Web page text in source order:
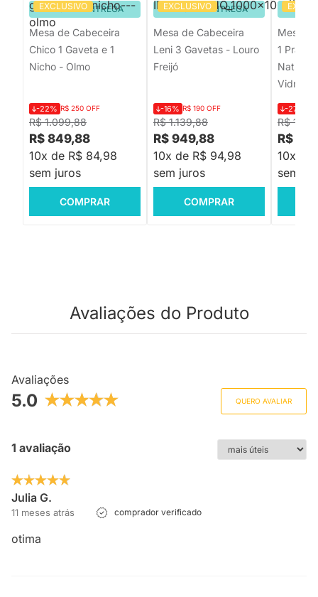
EXCLUSIVO
PRONTA ENTREGA
Mesa de Cabeceira
Chico 1 Gaveta e 1
Nicho - Olmo
R$ 1.099,88
-22% R$ 250 OFF
R$ 849,88
10x de R$ 84,98
sem juros
COMPRAR
EXCLUSIVO
PRONTA ENTREGA
Mesa de Cabeceira
Leni 3 Gavetas - Louro
Freijó
R$ 1.139,88
-16% R$ 190 OFF
R$ 949,88
10x de R$ 94,98
sem juros
COMPRAR
Mesa
1
Natural
Vidro
R$
-27%
R$
10x de
sem
Avaliações do Produto
Avaliações
5.0 QUERO AVALIAR
1 avaliação
Julia G.
11 meses atrás comprador verificado
otima